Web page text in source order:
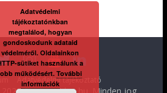
Adatvédelmi tájékoztató
Adatvédelmi
tájékoztatónkban
megtalálod, hogyan
gondoskodunk adataid
védelméről. Oldalainkon
sütiket használunk a
működésért. További
információk